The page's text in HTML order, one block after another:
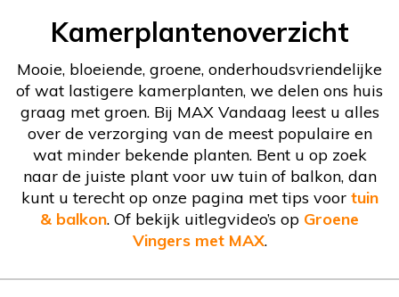
Kamerplantenoverzicht
Mooie, bloeiende, groene, onderhoudsvriendelijke
of wat lastigere kamerplanten, we delen ons huis
graag met groen. Bij MAX Vandaag leest u alles
over de verzorging van de meest populaire en
wat minder bekende planten. Bent u op zoek
naar de juiste plant voor uw tuin of balkon, dan
kunt u terecht op onze pagina met tips voor tuin
& balkon. Of bekijk uitlegvideo’s op Groene
Vingers met MAX.